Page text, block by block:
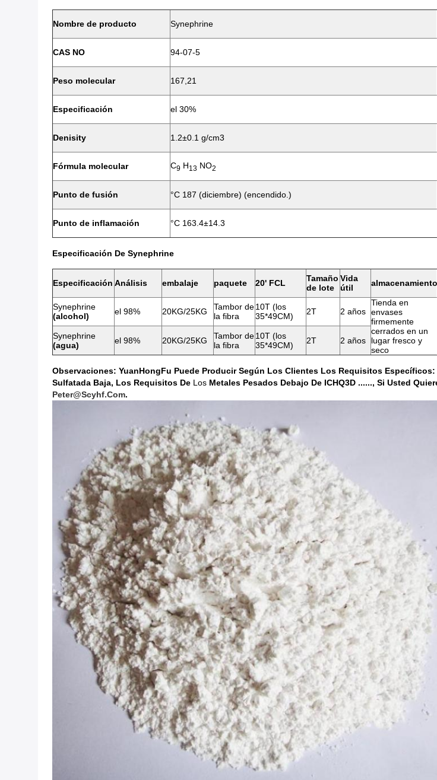
Nombre de producto Synephrine
CAS NO 94-07-5
Peso molecular 167,21
Especificación el 30%
Denisity 1.2±0.1 g/cm3
Fórmula molecular C9 H13 NO2
Punto de fusión °C 187 (diciembre) (encendido.)
Punto de inflamación °C 163.4±14.3
Especificación De Synephrine
Especificación Análisis embalaje paquete 20' FCL
Tamaño
de lote
Vida
útil
almacenamiento
Synephrine
(alcohol)
el 98% 20KG/25KG
Tambor de
la fibra
10T (los
35*49CM)
2T 2 años
Tienda en
envases
firmemente
cerrados en un
lugar fresco y
seco
Synephrine
(agua)
el 98% 20KG/25KG
Tambor de
la fibra
10T (los
35*49CM)
2T 2 años
Observaciones: YuanHongFu Puede Producir Según Los Clientes Los Requisitos
Sulfatada Baja, Los Requisitos De Los Metales Pesados Debajo De ICHQ3D ......, Si Usted
Peter@scyhf.com.